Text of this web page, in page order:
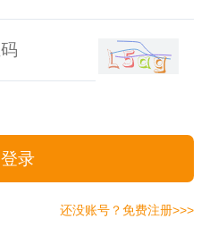
登录
还没账号？免费注册>>>